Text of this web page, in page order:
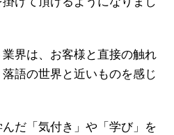
界は、お客様と直接の触れ
語の世界と近いものを感じ
だ「気付き」や「学び」を